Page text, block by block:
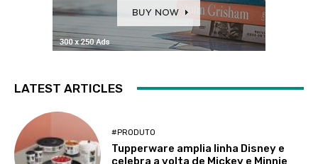
LATEST ARTICLES
#PRODUTO
Tupperware amplia linha Disney e